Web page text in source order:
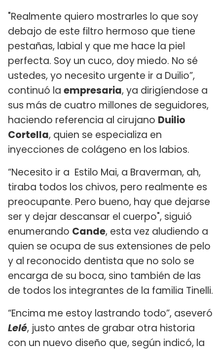
"Realmente quiero mostrarles lo que soy
debajo de este filtro hermoso que tiene
pestañas, labial y que me hace la piel
perfecta. Soy un cuco, doy miedo. No sé
ustedes, yo necesito urgente ir a Duilio”,
continuó la empresaria, ya dirigíendose a
sus más de cuatro millones de seguidores,
haciendo referencia al cirujano Duilio
Cortella, quien se especializa en
inyecciones de colágeno en los labios.
“Necesito ir a Estilo Mai, a Braverman, ah,
tiraba todos los chivos, pero realmente es
preocupante. Pero bueno, hay que dejarse
ser y dejar descansar el cuerpo", siguió
enumerando Cande, esta vez aludiendo a
quien se ocupa de sus extensiones de pelo
y al reconocido dentista que no solo se
encarga de su boca, sino también de las
de todos los integrantes de la familia Tinelli.
“Encima me estoy lastrando todo”, aseveró
Lelé, justo antes de grabar otra historia
con un nuevo diseño que, según indicó, la